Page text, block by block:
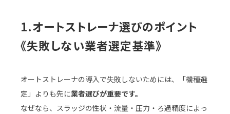
1.オートストレーナ選びのポイント
《失敗しない業者選定基準》
オートストレーナの導入で失敗しないためには、「機種選
定」よりも先に業者選びが重要です。
なぜなら、スラッジの性状・流量・圧力・ろ過精度によっ